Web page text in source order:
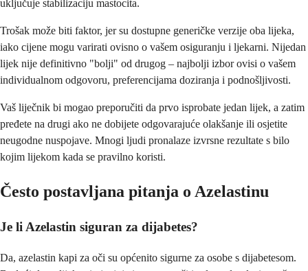
uključuje stabilizaciju mastocita.
Trošak može biti faktor, jer su dostupne generičke verzije oba lijeka,
iako cijene mogu varirati ovisno o vašem osiguranju i ljekarni. Nijedan
lijek nije definitivno "bolji" od drugog – najbolji izbor ovisi o vašem
individualnom odgovoru, preferencijama doziranja i podnošljivosti.
Vaš liječnik bi mogao preporučiti da prvo isprobate jedan lijek, a zatim
pređete na drugi ako ne dobijete odgovarajuće olakšanje ili osjetite
neugodne nuspojave. Mnogi ljudi pronalaze izvrsne rezultate s bilo
kojim lijekom kada se pravilno koristi.
Često postavljana pitanja o Azelastinu
Je li Azelastin siguran za dijabetes?
Da, azelastin kapi za oči su općenito sigurne za osobe s dijabetesom.